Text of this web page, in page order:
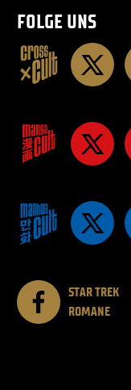
FOLGE UNS
STAR TREK
ROMANE